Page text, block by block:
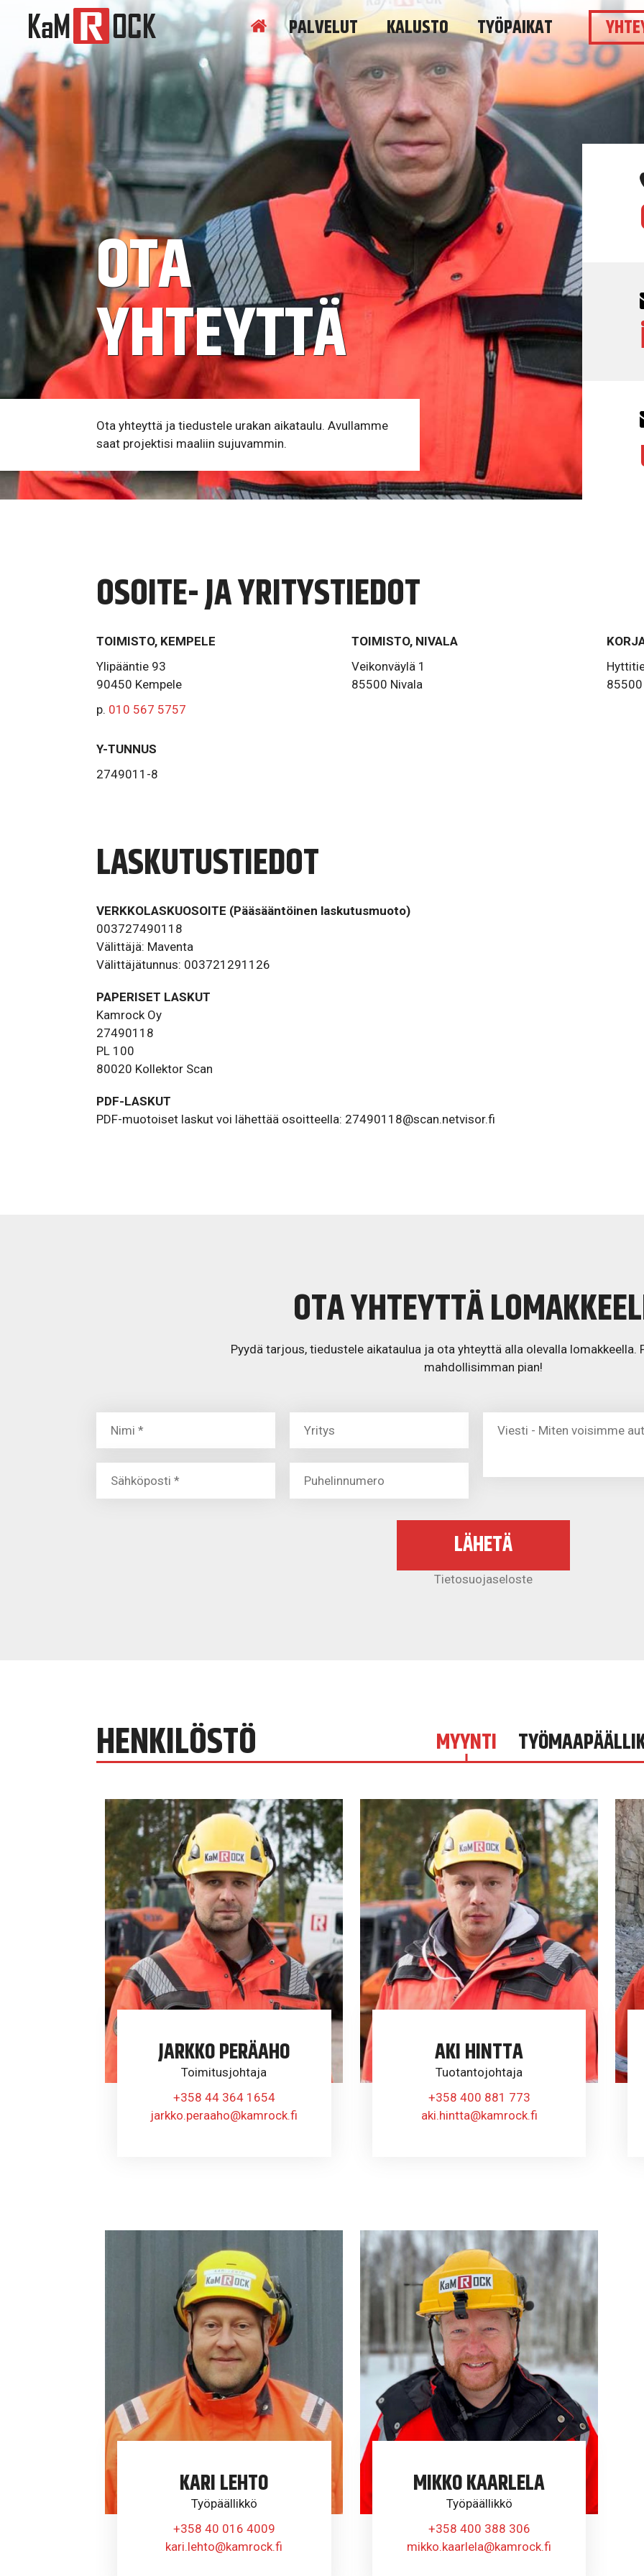
PALVELUT KALUSTO TYÖPAIKAT
OTA
YHTEYTTÄ
Ota yhteyttä ja tiedustele urakan aikataulu. Avullamme
saat projektisi maaliin sujuvammin.
OSOITE- JA YRITYSTIEDOT
TOIMISTO, KEMPELE
Ylipääntie 93
90450 Kempele
p. 010 567 5757
TOIMISTO, NIVALA
Veikonväylä 1
85500 Nivala
85500
Y-TUNNUS
2749011-8
LASKUTUSTIEDOT
VERKKOLASKUOSOITE (Pääsääntöinen laskutusmuoto)
003727490118
Välittäjä: Maventa
Välittäjätunnus: 003721291126
PAPERISET LASKUT
Kamrock Oy
27490118
PL 100
80020 Kollektor Scan
PDF-LASKUT
PDF-muotoiset laskut voi lähettää osoitteella: 27490118@scan.netvisor.fi
OTA YHTEYTTÄ
Pyydä tarjous, tiedustele aikataulua ja ota yhteyttä alla olevalla lomakkeella.
mahdollisimman pian!
Tietosuojaseloste
HENKILÖSTÖ MYYNTI
JARKKO PERÄAHO
Toimitusjohtaja
+358 44 364 1654
jarkko.peraaho@kamrock.fi
AKI HINTTA
Tuotantojohtaja
+358 400 881 773
aki.hintta@kamrock.fi
KARI LEHTO
Työpäällikkö
+358 40 016 4009
kari.lehto@kamrock.fi
MIKKO KAARLELA
Työpäällikkö
+358 400 388 306
mikko.kaarlela@kamrock.fi